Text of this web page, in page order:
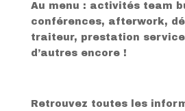
Au menu : activités team
conférences, afterwork,
traiteur, prestation
d’autres encore !
Retrouvez toutes les